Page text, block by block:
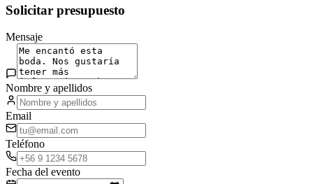
Solicitar presupuesto
Mensaje
Nombre y apellidos
Email
Teléfono
Fecha del evento